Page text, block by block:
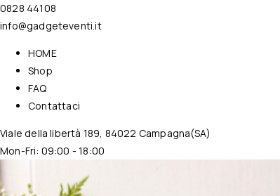
0828 44108
info@gadgeteventi.it
HOME
Shop
FAQ
Contattaci
Viale della libertà 189, 84022 Campagna(SA)
Mon-Fri: 09:00 - 18:00